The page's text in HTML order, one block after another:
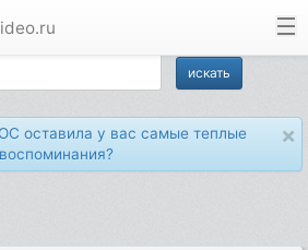
×
оставила у вас самые теплые
воспоминания?